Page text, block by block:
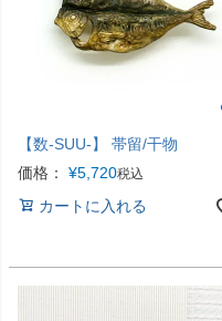
【数-SUU-】 帯留/干物
価格：
¥5,720税込
カートに入れる